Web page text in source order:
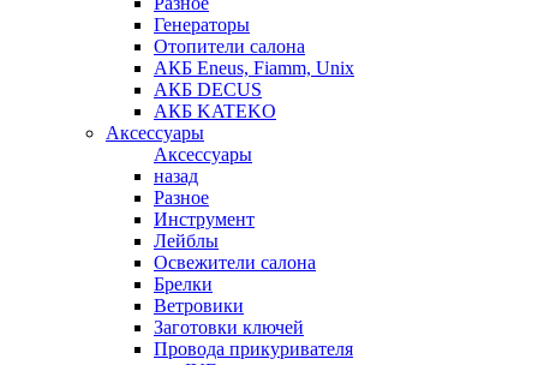
Генераторы
Отопители салона
АКБ Eneus, Fiamm, Unix
АКБ DECUS
АКБ KATEKO
Аксессуары
Аксессуары
назад
Разное
Инструмент
Лейблы
Освежители салона
Брелки
Ветровики
Заготовки ключей
Провода прикуривателя